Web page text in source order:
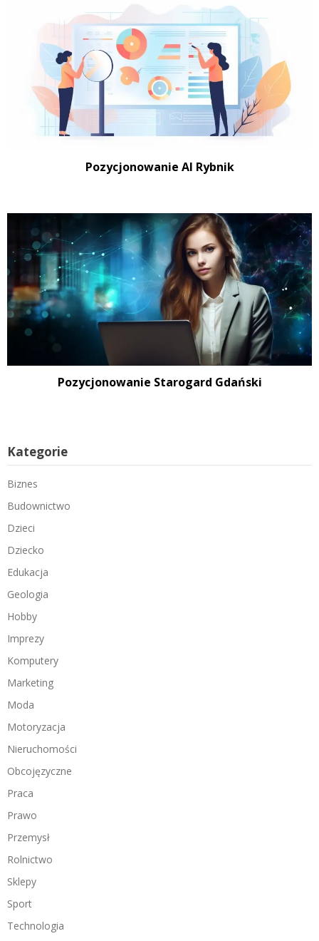
Pozycjonowanie AI Rybnik
Pozycjonowanie Starogard Gdański
Kategorie
Biznes
Budownictwo
Dzieci
Dziecko
Edukacja
Geologia
Hobby
Imprezy
Komputery
Marketing
Moda
Motoryzacja
Nieruchomości
Obcojęzyczne
Praca
Prawo
Przemysł
Rolnictwo
Sklepy
Sport
Technologia